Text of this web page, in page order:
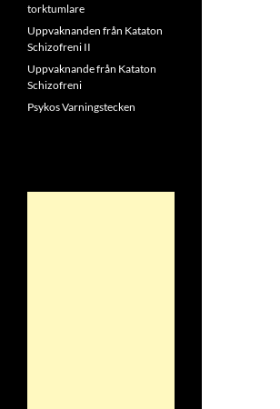
torktumlare
Uppvaknanden från Kataton
Schizofreni II
Uppvaknande från Kataton
Schizofreni
Psykos Varningstecken